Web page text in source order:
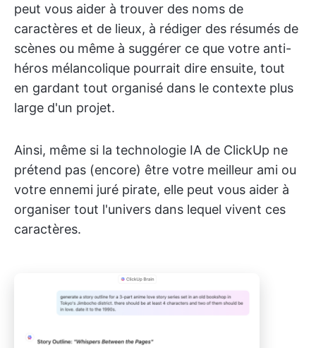
peut vous aider à trouver des noms de
caractères et de lieux, à rédiger des résumés de
scènes ou même à suggérer ce que votre anti-
héros mélancolique pourrait dire ensuite, tout
en gardant tout organisé dans le contexte plus
large d'un projet.
Ainsi, même si la technologie IA de ClickUp ne
prétend pas (encore) être votre meilleur ami ou
votre ennemi juré pirate, elle peut vous aider à
organiser tout l'univers dans lequel vivent ces
caractères.